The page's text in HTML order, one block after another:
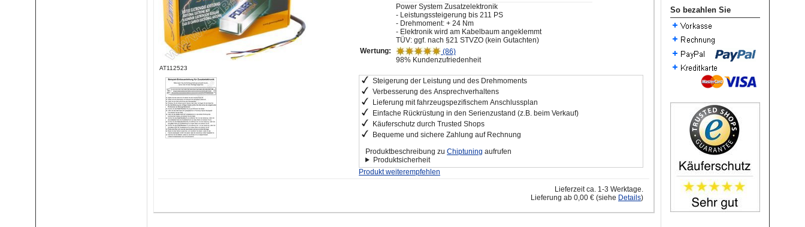
So bezahlen Sie
AT112523
Power System Zusatzelektronik
- Leistungssteigerung bis 211 PS
- Drehmoment: + 24 Nm
- Elektronik wird am Kabelbaum angeklemmt
TÜV: ggf. nach §21 STVZO (kein Gutachten)
Wertung:
(86)
98% Kundenzufriedenheit
Steigerung der Leistung und des Drehmoments
Verbesserung des Ansprechverhaltens
Lieferung mit fahrzeugspezifischem Anschlussplan
Einfache Rückrüstung in den Serienzustand (z.B. beim Verkauf)
Käuferschutz durch Trusted Shops
Bequeme und sichere Zahlung auf Rechnung
Produktbeschreibung zu Chiptuning aufrufen
Produktsicherheit
Produkt weiterempfehlen
Lieferzeit ca. 1-3 Werktage.
Lieferung ab 0,00 € (siehe Details)